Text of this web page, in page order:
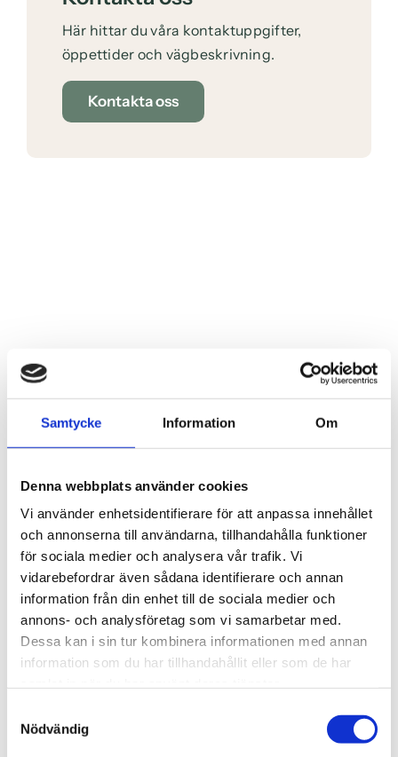
Samtycke Information Om
Denna webbplats använder cookies
Vi använder enhetsidentifierare för att anpassa innehållet
och annonserna till användarna, tillhandahålla funktioner
för sociala medier och analysera vår trafik. Vi
vidarebefordrar även sådana identifierare och annan
information från din enhet till de sociala medier och
annons- och analysföretag som vi samarbetar med.
Dessa kan i sin tur kombinera informationen med annan
information som du har tillhandahållit eller som de har
Nödvändig
Här hittar du våra kontaktuppgifter,
öppettider och vägbeskrivning.
Kontakta oss